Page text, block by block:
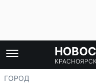
ГОРОД